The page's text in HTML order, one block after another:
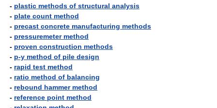
- plastic methods of structural analysis
- plate count method
- precast concrete manufacturing methods
- pressuremeter method
- proven construction methods
- p-y method of pile design
- rapid test method
- ratio method of balancing
- rebound hammer method
- reference point method